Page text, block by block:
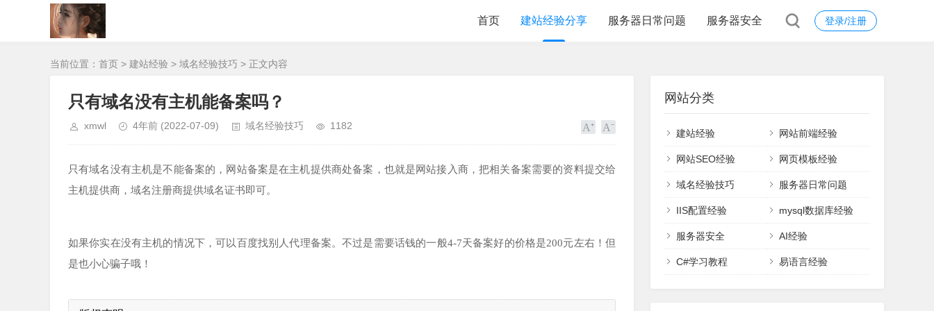
登录/注册
首页 建站经验分享 服务器日常问题 服务器安全
当前位置： 首页 > 建站经验 > 域名经验技巧 > 正文内容
只有域名没有主机能备案吗？
xmwl 4年前 (2022-07-09) 域名经验技巧 1182
只有域名没有主机是不能备案的，网站备案是在主机提供商处备案，也就是网站接入商，把相关备案需要的资料提交给
主机提供商，域名注册商提供域名证书即可。
如果你实在没有主机的情况下，可以百度找别人代理备案。不过是需要话钱的一般4-7天备案好的价格是200元左右！但
是也小心骗子哦！
网站分类
建站经验 网站前端经验
网站SEO经验 网页模板经验
域名经验技巧 服务器日常问题
IIS配置经验 mysql数据库经验
服务器安全 AI经验
C#学习教程 易语言经验